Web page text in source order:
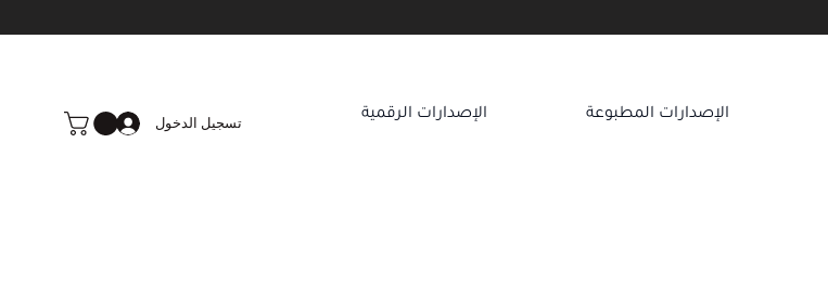
تسجيل الدخول الإصدارات الرقمية الإصدارات المطبوعة